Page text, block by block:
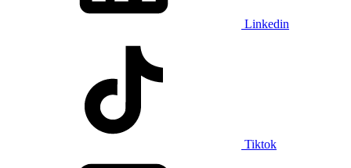
Linkedin
Tiktok